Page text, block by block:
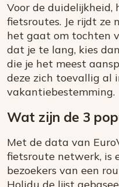
Voor de
fietsroutes. Je rijdt ze
het gaat om tochten
dat je te lang, kies
die je het meest
deze zich toevallig al
vakantiebestemming.
Wat zijn de 3
Met de data van
fietsroute netwerk, is
bezoekers van een